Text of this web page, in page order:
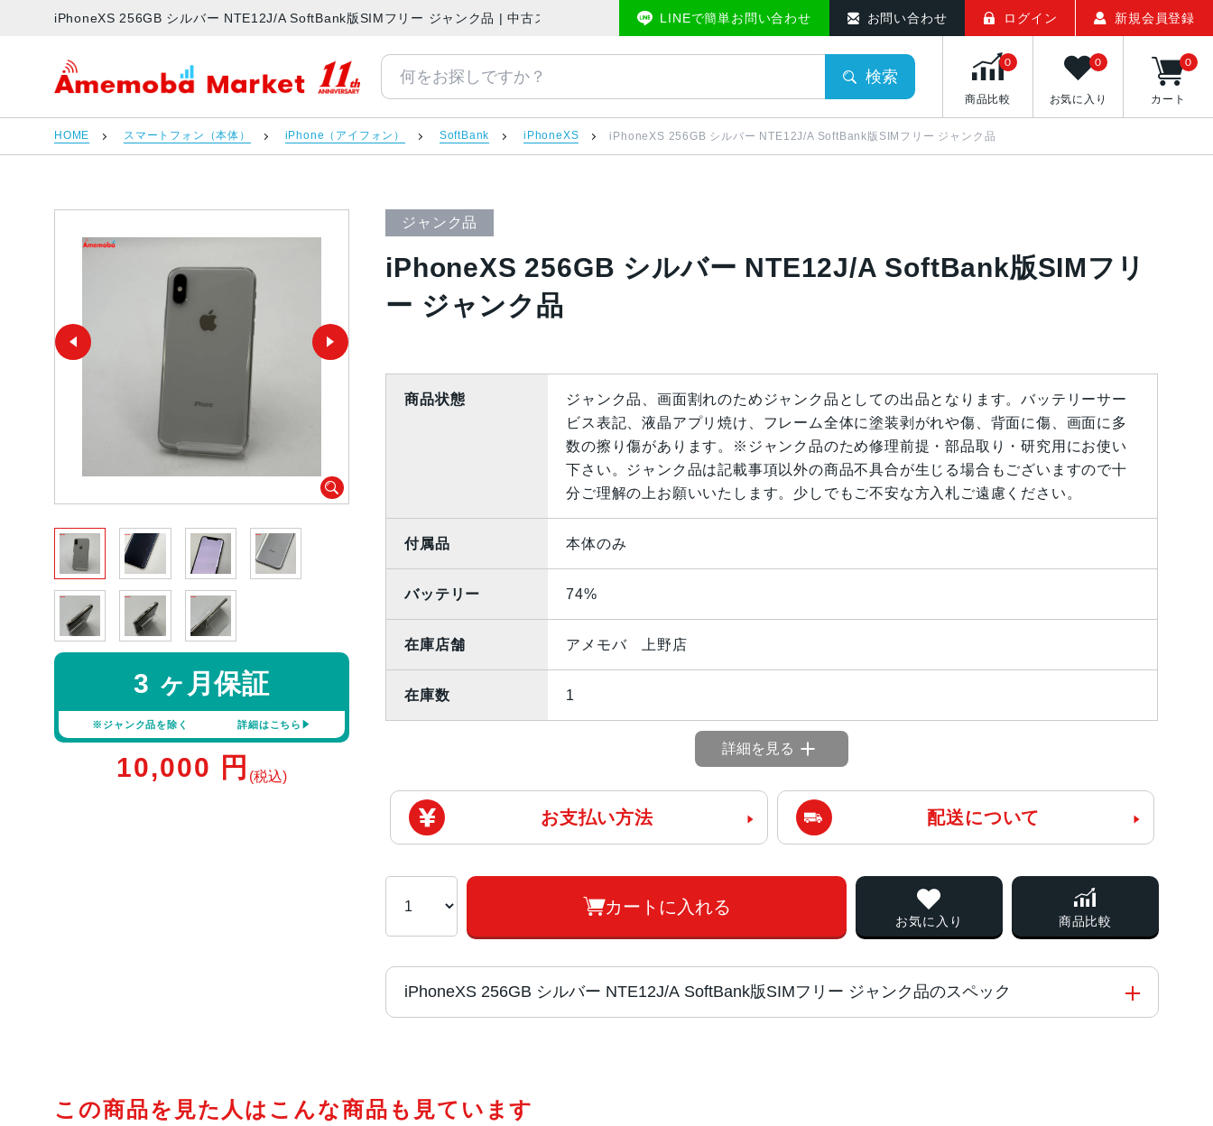
iPhoneXS 256GB シルバー NTE12J/A SoftBank版SIMフリー ジャンク品 | 中古スマホ販売のアメモバマーケットLINEで簡単お問い合わせ お問い合わせ ログイン 新規会員登録
アメモバマーケット
検索
商品比較
0
お気に入り
0
カート
0
HOME スマートフォン（本体） iPhone（アイフォン） SoftBank iPhoneXS iPhoneXS 256GB シルバー NTE12J/A SoftBank版SIMフリー ジャンク品
ジャンク品
iPhoneXS 256GB シルバー NTE12J/A SoftBank版SIMフリ
ー ジャンク品
3 ヶ月保証
※ジャンク品を除く 詳細はこちら
10,000 円 (税込)
商品状態
ジャンク品、画面割れのためジャンク品としての出品となります。バッテリーサー
ビス表記、液晶アプリ焼け、フレーム全体に塗装剥がれや傷、背面に傷、画面に多
数の擦り傷があります。※ジャンク品のため修理前提・部品取り・研究用にお使い
下さい。ジャンク品は記載事項以外の商品不具合が生じる場合もございますので十
分ご理解の上お願いいたします。少しでもご不安な方入札ご遠慮ください。
付属品 本体のみ
バッテリー 74%
在庫店舗 アメモバ 上野店
在庫数 1
詳細を見る
お支払い方法 配送について
カートに入れる
お気に入り 商品比較
iPhoneXS 256GB シルバー NTE12J/A SoftBank版SIMフリー ジャンク品のスペック
この商品を見た人はこんな商品も見ています